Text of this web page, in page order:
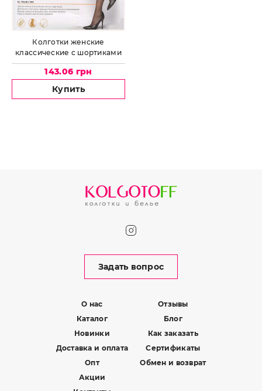
Колготки женские
классические c шортиками
GOLDEN LADY Ciao 15
143.06 грн
Купить
Задать вопрос
О нас
Каталог
Новинки
Доставка и оплата
Опт
Акции
Отзывы
Блог
Как заказать
Сертификаты
Обмен и возврат